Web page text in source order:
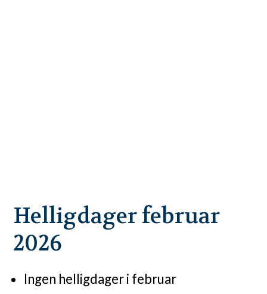
Helligdager februar
2026
Ingen helligdager i februar